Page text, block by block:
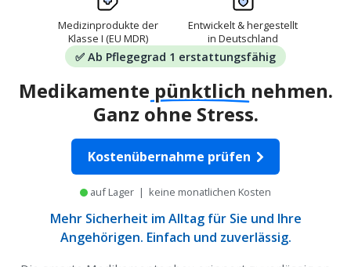
✅ Ab Pflegegrad 1 erstattungsfähig
Medikamente pünktlich nehmen.
Ganz ohne Stress.
Kostenübernahme prüfen
auf Lager | keine monatlichen Kosten
Mehr Sicherheit im Alltag für Sie und Ihre
Angehörigen. Einfach und zuverlässig.
Medizinprodukte der
Klasse I (EU MDR)
Entwickelt & hergestellt
in Deutschland